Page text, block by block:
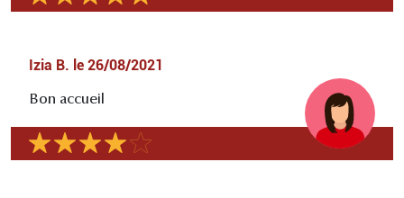
Izia B. le 26/08/2021
Bon accueil